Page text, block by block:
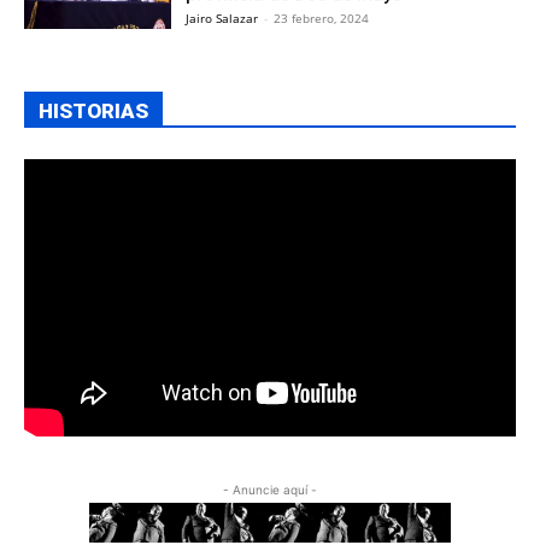
Jairo Salazar - 23 febrero, 2024
HISTORIAS
- Anuncie aquí -